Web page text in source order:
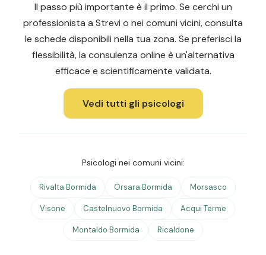
Il passo più importante è il primo. Se cerchi un
professionista a Strevi o nei comuni vicini, consulta
le schede disponibili nella tua zona. Se preferisci la
flessibilità, la consulenza online è un'alternativa
efficace e scientificamente validata.
Vedi tutti gli psicologi
Psicologi nei comuni vicini:
Rivalta Bormida Orsara Bormida Morsasco
Visone Castelnuovo Bormida Acqui Terme
Montaldo Bormida Ricaldone